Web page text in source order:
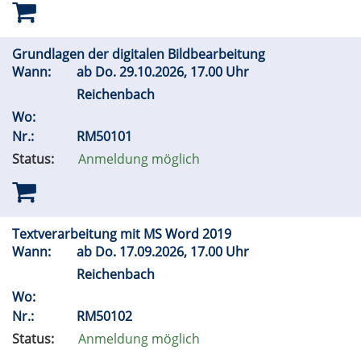
Grundlagen der digitalen Bildbearbeitung
Wann:
ab Do.29.10.2026, 17.00 Uhr
Reichenbach
Wo:
Nr.:
RM50101
Status:
Anmeldung möglich
Textverarbeitung mit MS Word 2019
Wann:
ab Do. 17.09.2026, 17.00 Uhr
Reichenbach
Wo:
Nr.:
RM50102
Status:
Anmeldung möglich